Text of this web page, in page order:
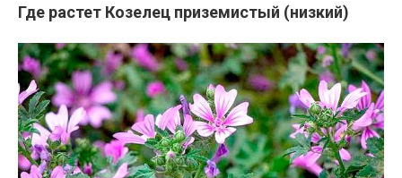
Где растет Козелец приземистый (низкий)